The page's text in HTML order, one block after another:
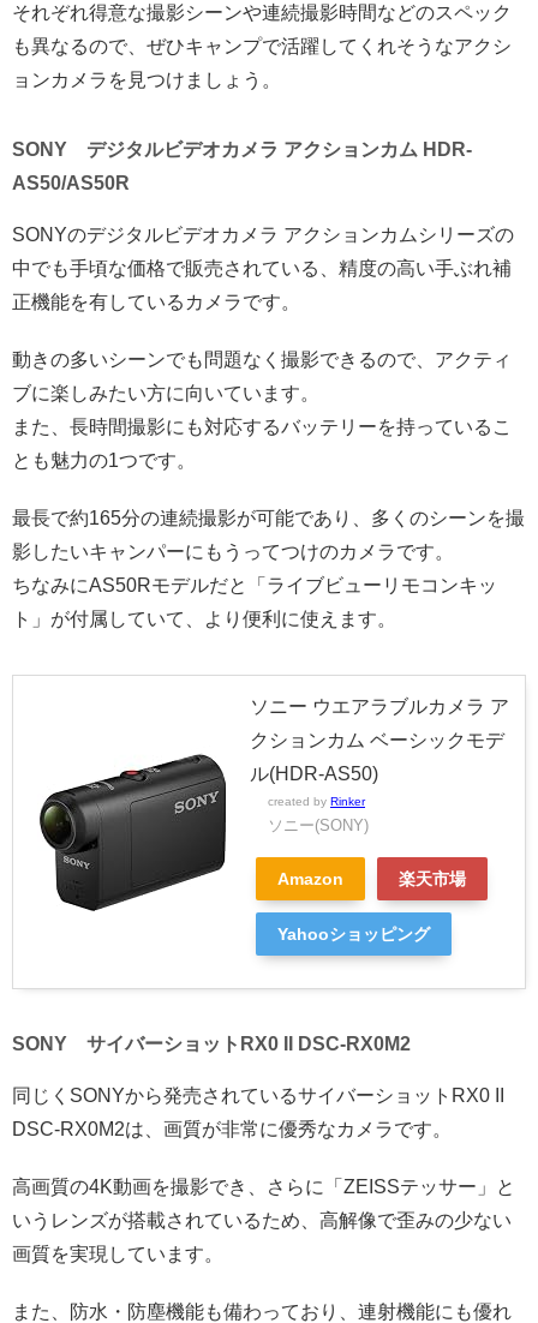
それぞれ得意な撮影シーンや連続撮影時間などのスペック
も異なるので、ぜひキャンプで活躍してくれそうなアクシ
ョンカメラを見つけましょう。
SONY デジタルビデオカメラ アクションカム HDR-
AS50/AS50R
SONYのデジタルビデオカメラ アクションカムシリーズの
中でも手頃な価格で販売されている、精度の高い手ぶれ補
正機能を有しているカメラです。
動きの多いシーンでも問題なく撮影できるので、アクティ
ブに楽しみたい方に向いています。
また、長時間撮影にも対応するバッテリーを持っているこ
とも魅力の1つです。
最長で約165分の連続撮影が可能であり、多くのシーンを撮
影したいキャンパーにもうってつけのカメラです。
ちなみにAS50Rモデルだと「ライブビューリモコンキッ
ト」が付属していて、より便利に使えます。
ソニー ウエアラブルカメラ ア
クションカム ベーシックモデ
ル(HDR-AS50)
created by Rinker
ソニー(SONY)
Amazon 楽天市場
Yahooショッピング
SONY サイバーショットRX0 II DSC-RX0M2
同じくSONYから発売されているサイバーショットRX0 II
DSC-RX0M2は、画質が非常に優秀なカメラです。
高画質の4K動画を撮影でき、さらに「ZEISSテッサー」と
いうレンズが搭載されているため、高解像で歪みの少ない
画質を実現しています。
また、防水・防塵機能も備わっており、連射機能にも優れ